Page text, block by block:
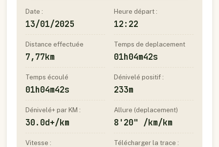
Date :
13/01/2025
Heure départ :
12:22
Distance effectuée
7,77km
Temps de deplacement
01h04m42s
Temps écoulé
01h04m42s
Dénivelé positif :
233m
Dénivelé+ par KM :
30.0d+/km
Allure (deplacement)
8'20" /km/km
Vitesse : Télécharger la trace :